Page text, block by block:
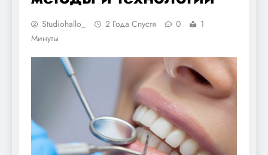
Studiohallo_ 2 Года Спустя 0
1
Минуты